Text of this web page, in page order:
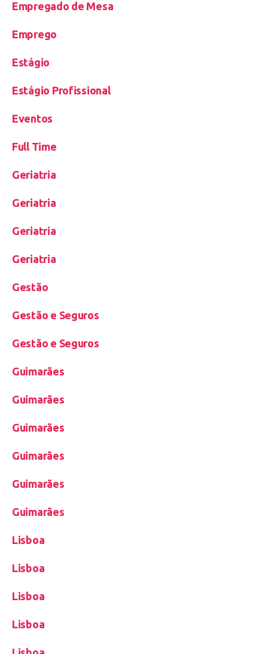
Empregado de Mesa
Emprego
Estágio
Estágio Profissional
Eventos
Full Time
Geriatria
Geriatria
Geriatria
Geriatria
Gestão
Gestão e Seguros
Gestão e Seguros
Guimarães
Guimarães
Guimarães
Guimarães
Guimarães
Guimarães
Lisboa
Lisboa
Lisboa
Lisboa